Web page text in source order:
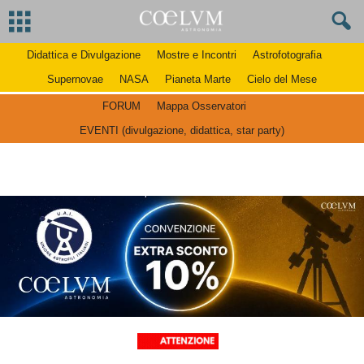
Didattica e Divulgazione Mostre e Incontri
Astrofotografia
Supernovae
NASA Pianeta Marte Cielo del Mese
FORUM
Mappa Osservatori
EVENTI (divulgazione, didattica, star party)